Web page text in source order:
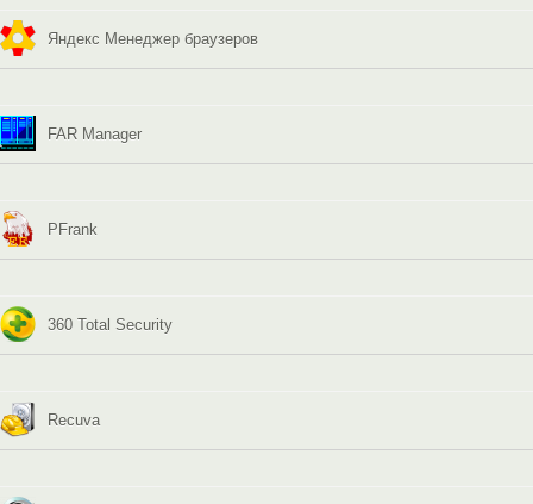
Яндекс Менеджер браузеров
FAR Manager
PFrank
360 Total Security
Recuva